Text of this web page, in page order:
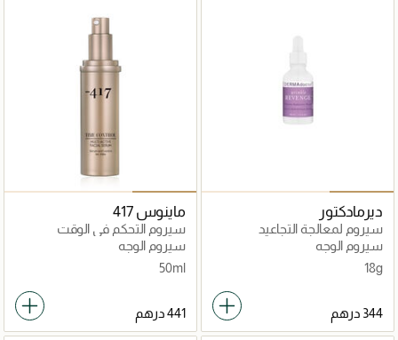
ديرمادكتور
سيروم لمعالجة التجاعيد
سيروم الوجه
18g
ماينوس 417
سيروم التحكم في الوقت
المنشط للبشرة 50 مل
سيروم الوجه
50ml